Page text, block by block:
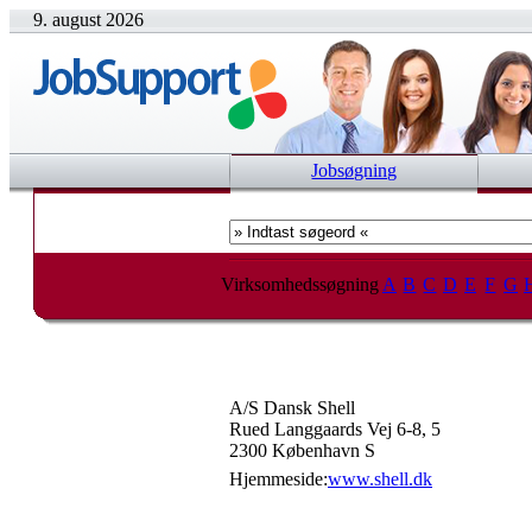
9. august 2026
Jobsøgning
Virksomhedssøgning A B C D E F G
A/S Dansk Shell
Rued Langgaards Vej 6-8, 5
2300 København S
Hjemmeside:www.shell.dk